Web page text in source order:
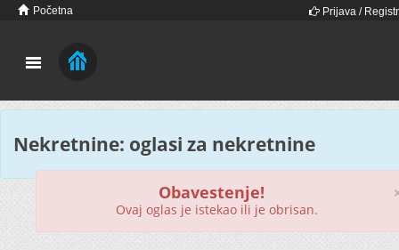
Početna Prijava /
Nekretnine: oglasi za nekretnine
Obavestenje!
Ovaj oglas je istekao ili je obrisan.